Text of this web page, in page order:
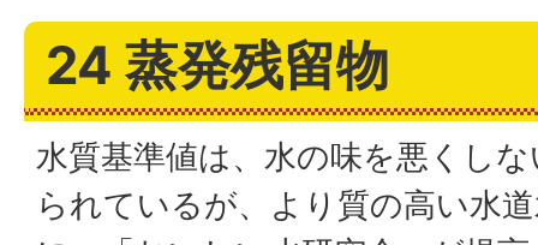
24 蒸発残留物
水質基準値は、水の味を悪くし
られているが、より質の高い水